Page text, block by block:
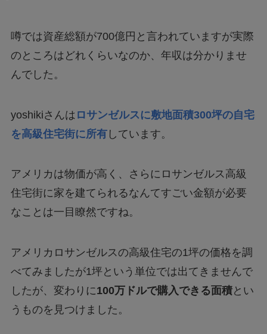
噂では資産総額が700億円と言われていますが実際
のところはどれくらいなのか、年収は分かりませ
んでした。
yoshikiさんは ロサンゼルスに敷地面積300坪の自宅
を高級住宅街に所有しています。
アメリカは物価が高く、さらにロサンゼルス高級
住宅街に家を建てられるなんてすごい金額が必要
なことは一目瞭然ですね。
アメリカロサンゼルスの高級住宅の1坪の価格を調
べてみましたが1坪という単位では出てきませんで
したが、変わりに100万ドルで購入できる面積とい
うものを見つけました。